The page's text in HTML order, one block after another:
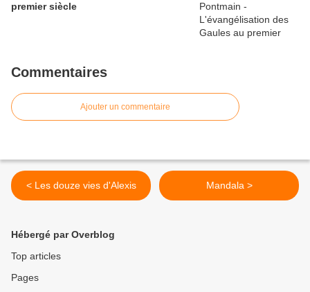
premier siècle
Commentaires
Ajouter un commentaire
< Les douze vies d'Alexis Mandala >
Hébergé par Overblog
Top articles
Pages